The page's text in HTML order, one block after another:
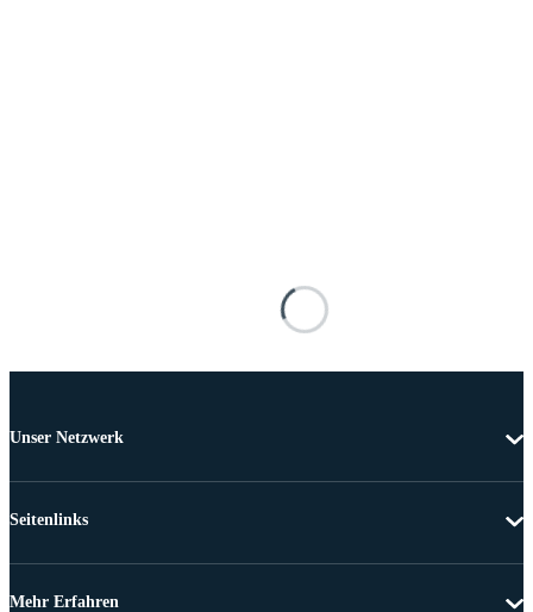
Unser Netzwerk
Seitenlinks
Mehr Erfahren